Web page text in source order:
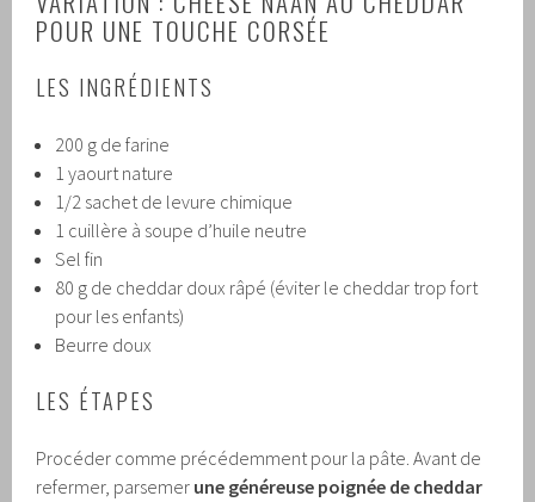
POUR UNE TOUCHE CORSÉE
LES INGRÉDIENTS
200 g de farine
1 yaourt nature
1/2 sachet de levure chimique
1 cuillère à soupe d’huile neutre
Sel fin
80 g de cheddar doux râpé (éviter le cheddar trop fort
pour les enfants)
Beurre doux
LES ÉTAPES
Procéder comme précédemment pour la pâte. Avant de
refermer, parsemer une généreuse poignée de cheddar